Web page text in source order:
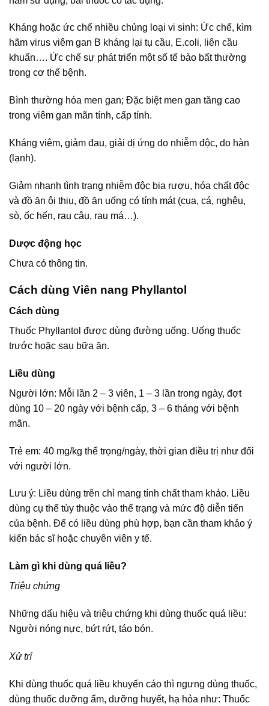
Kháng hoặc ức chế nhiều chủng loại vi sinh: Ức chế, kìm
hãm virus viêm gan B kháng lại tụ cầu, E.coli, liên cầu
khuẩn…. Ức chế sự phát triển một số tế bào bất thường
trong cơ thể bệnh.
Bình thường hóa men gan; Đặc biệt men gan tăng cao
trong viêm gan mãn tính, cấp tính.
Kháng viêm, giảm đau, giải dị ứng do nhiễm độc, do hàn
(lạnh).
Giảm nhanh tình trạng nhiễm độc bia rượu, hóa chất độc
và đồ ăn ôi thiu, đồ ăn uống có tính mát (cua, cá, nghêu,
sò, ốc hến, rau câu, rau má…).
Dược động học
Chưa có thông tin.
Cách dùng Viên nang Phyllantol
Cách dùng
Thuốc Phyllantol được dùng đường uống. Uống thuốc
trước hoặc sau bữa ăn.
Liều dùng
Người lớn: Mỗi lần 2 – 3 viên, 1 – 3 lần trong ngày, đợt
dùng 10 – 20 ngày với bệnh cấp, 3 – 6 tháng với bệnh
mãn.
Trẻ em: 40 mg/kg thể trọng/ngày, thời gian điều trị như đối
với người lớn.
Lưu ý: Liều dùng trên chỉ mang tính chất tham khảo. Liều
dùng cụ thể tùy thuộc vào thể trạng và mức độ diễn tiến
của bệnh. Để có liều dùng phù hợp, bạn cần tham khảo ý
kiến bác sĩ hoặc chuyên viên y tế.
Làm gì khi dùng quá liều?
Triệu chứng
Những dấu hiệu và triệu chứng khi dùng thuốc quá liều:
Người nóng nực, bứt rứt, táo bón.
Xử trí
Khi dùng thuốc quá liều khuyến cáo thì ngưng dùng thuốc,
dùng thuốc dưỡng ẩm, dưỡng huyết, hạ hỏa như: Thuốc